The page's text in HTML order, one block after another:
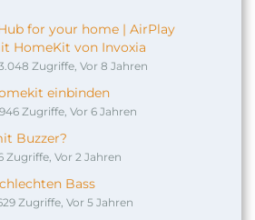
for your home | AirPlay
HomeKit von Invoxia
Zugriffe, Vor 8 Jahren
einbinden
Zugriffe, Vor 6 Jahren
Buzzer?
Zugriffe, Vor 2 Jahren
Bass
Zugriffe, Vor 5 Jahren